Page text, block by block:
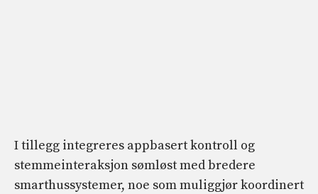
I tillegg integreres appbasert kontroll og
stemmeinteraksjon sømløst med bredere
smarthussystemer, noe som muliggjør koordinert